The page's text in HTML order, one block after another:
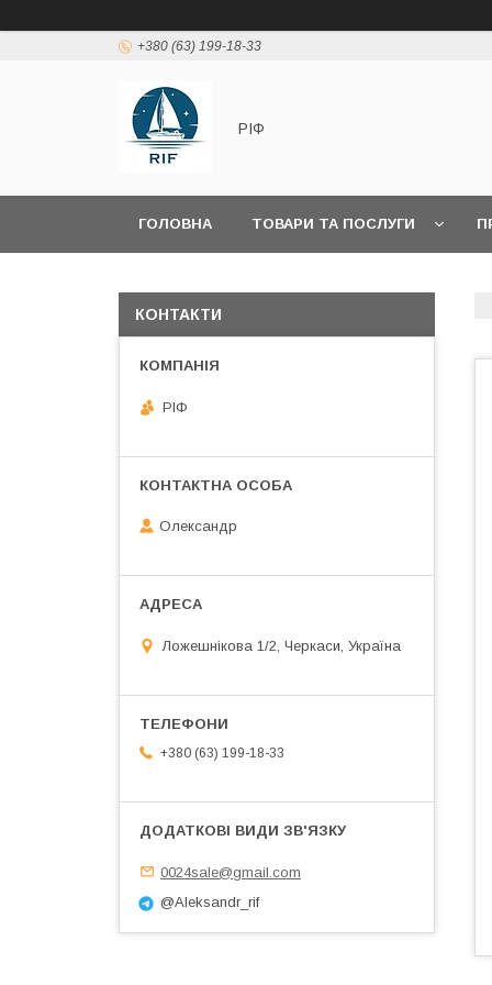
+380 (63) 199-18-33
РІФ
ГОЛОВНА ТОВАРИ ТА ПОСЛУГИ
КОНТАКТИ
РІФ
Олександр
Ложешнікова 1/2, Черкаси, Україна
+380 (63) 199-18-33
0024sale@gmail.com
@Aleksandr_rif